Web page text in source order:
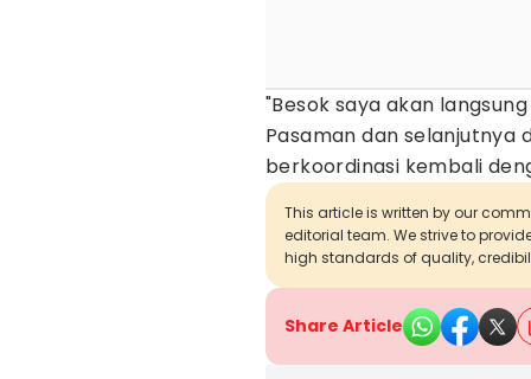
"Besok saya akan
Pasaman dan selanjutnya
berkoordinasi kembali
This article is written by our
editorial team. We strive to
high standards of quality,
Share Article